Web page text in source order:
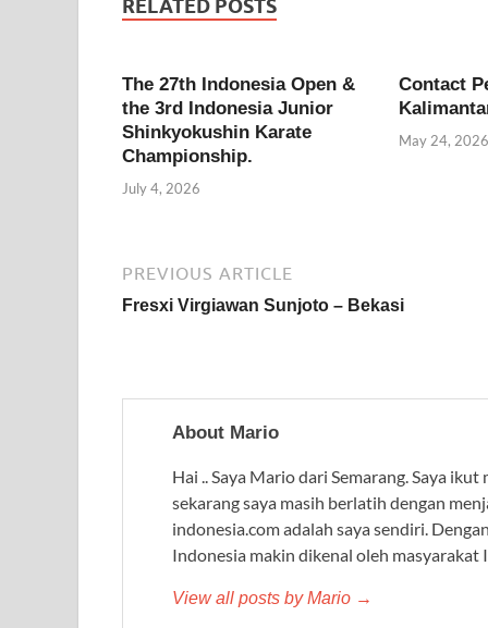
o
k
p
RELATED POSTS
The 27th Indonesia Open &
the 3rd Indonesia Junior
Shinkyokushin Karate
Championship.
July 4, 2026
Contact
May 24, 2026
PREVIOUS ARTICLE
Fresxi Virgiawan Sunjoto – Bekasi
About Mario
Hai .. Saya Mario dari Semarang. Saya
sekarang saya masih berlatih dengan
indonesia.com adalah saya sendiri.
Indonesia makin dikenal oleh masyarakat
View all posts by Mario →